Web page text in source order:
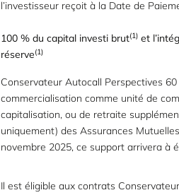
l’investisseur reçoit à la Date de
100 % du capital investi brut(1) et
réserve(1)
Conservateur Autocall Perspectives
commercialisation comme unité de
capitalisation, ou de retraite
uniquement) des Assurances
novembre 2025, ce support arrivera à
Il est éligible aux contrats